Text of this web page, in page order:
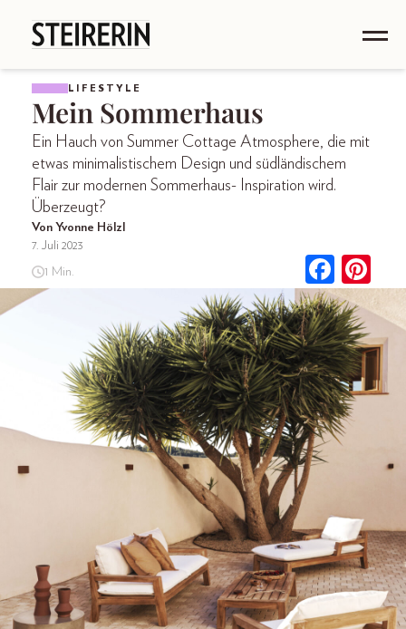
LIFESTYLE
Mein Sommerhaus
Ein Hauch von Summer Cottage Atmosphere, die mit
etwas minimalistischem Design und südländischem
Flair zur modernen Sommerhaus- Inspiration wird.
Überzeugt?
Von Yvonne Hölzl
7. Juli 2023
1 Min.